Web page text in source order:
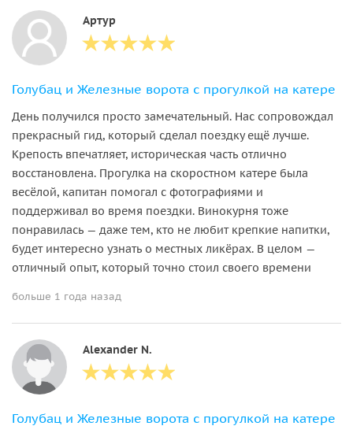
Артур
Голубац и Железные ворота с прогулкой на катере
День получился просто замечательный. Нас сопровождал
прекрасный гид, который сделал поездку ещё лучше.
Крепость впечатляет, историческая часть отлично
восстановлена. Прогулка на скоростном катере была
весёлой, капитан помогал с фотографиями и
поддерживал во время поездки. Винокурня тоже
понравилась — даже тем, кто не любит крепкие напитки,
будет интересно узнать о местных ликёрах. В целом —
отличный опыт, который точно стоил своего времени
больше 1 года назад
Alexander N.
Голубац и Железные ворота с прогулкой на катере